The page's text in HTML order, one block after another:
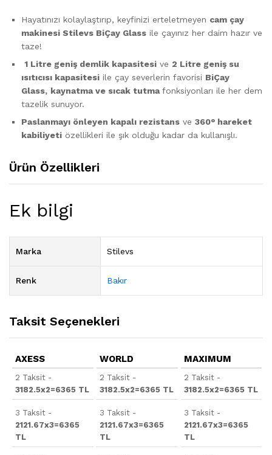
Hayatınızı kolaylaştırıp, keyfinizi erteletmeyen cam çay
makinesi Stilevs BiÇay Glass ile çayınız her daim hazır ve
taze!
1 Litre geniş demlik kapasitesi ve 2 Litre geniş su
ısıtıcısı kapasitesi ile çay severlerin favorisi BiÇay
Glass, kaynatma ve sıcak tutmafonksiyonları ile her dem
tazelik sunuyor.
Paslanmayı önleyen kapalı rezistans ve 360° hareket
kabiliyeti özellikleri ile şık olduğu kadar da kullanışlı.
Ürün Özellikleri
Ek bilgi
Marka Stilevs
Renk Bakır
Taksit Seçenekleri
AXESS
2 Taksit -
3182.5x2=6365 TL
3 Taksit -
2121.67x3=6365
TL
WORLD
2 Taksit -
3182.5x2=6365 TL
3 Taksit -
2121.67x3=6365
TL
MAXIMUM
2 Taksit -
3182.5x2=6365 TL
3 Taksit -
2121.67x3=6365
TL